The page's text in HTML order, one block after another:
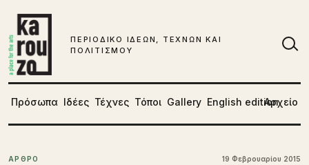
ΠΕΡΙΟΔΙΚΟ ΙΔΕΩΝ, ΤΕΧΝΩΝ ΚΑΙ
ΠΟΛΙΤΙΣΜΟΥ
Πρόσωπα Ιδέες Τέχνες Τόποι Gallery English editionΑρχείο
ΑΡΘΡΟ 19 Φεβρουαρίου 2015